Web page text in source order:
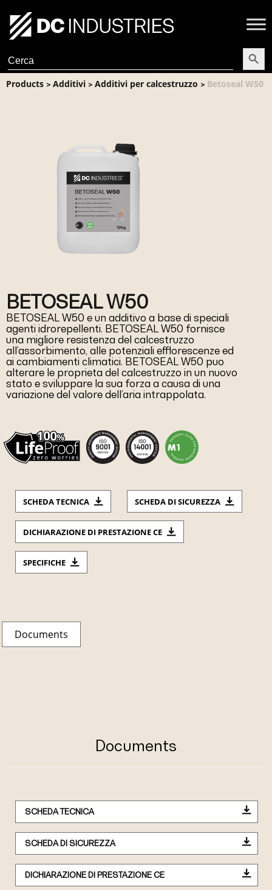
Search
for:
Search
Products > Additivi > Additivi per calcestruzzo > Betoseal W50
BETOSEAL W50
BETOSEAL W50 e un additivo a base di speciali
agenti idrorepellenti. BETOSEAL W50 fornisce
una migliore resistenza del calcestruzzo
all’assorbimento, alle potenziali efflorescenze ed
ai cambiamenti climatici. BETOSEAL W50 puo
alterare le proprieta del calcestruzzo in un nuovo
stato e sviluppare la sua forza a causa di una
variazione del valore dell’aria intrappolata.
SCHEDA TECNICA SCHEDA DI SICUREZZA
DICHIARAZIONE DI PRESTAZIONE CE
SPECIFICHE
Documents
Documents
SCHEDA TECNICA
SCHEDA DI SICUREZZA
DICHIARAZIONE DI PRESTAZIONE CE